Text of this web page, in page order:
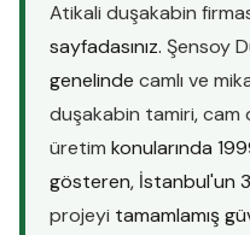
Atikali duşakabin
sayfadasınız. Şensoy
genelinde camlı ve
duşakabin tamiri,cam
üretim konularında
gösteren, İstanbul'un
projeyi tamamlamış